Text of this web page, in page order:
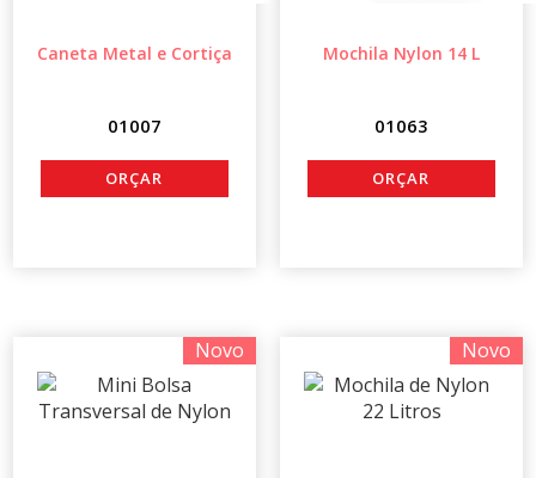
Caneta Metal e Cortiça
01007
Mochila Nylon 14 L
01063
Novo Novo